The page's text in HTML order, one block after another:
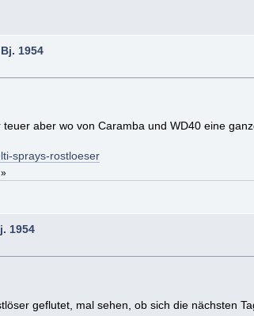
1954
aber wo von Caramba und WD40 eine
sprays-rostloeser
»
1954
geflutet, mal sehen, ob sich die nächsten